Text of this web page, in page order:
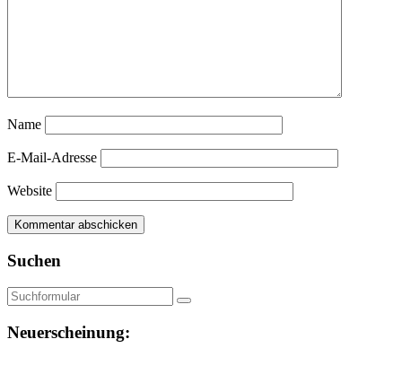
Name
E-Mail-Adresse
Website
Suchen
Suchen
Neuerscheinung: